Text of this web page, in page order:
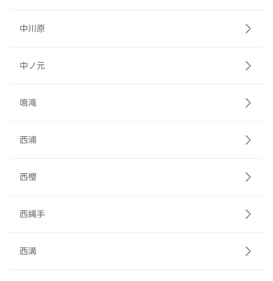
中川原
中ノ元
鳴滝
西浦
西櫻
西縄手
西溝